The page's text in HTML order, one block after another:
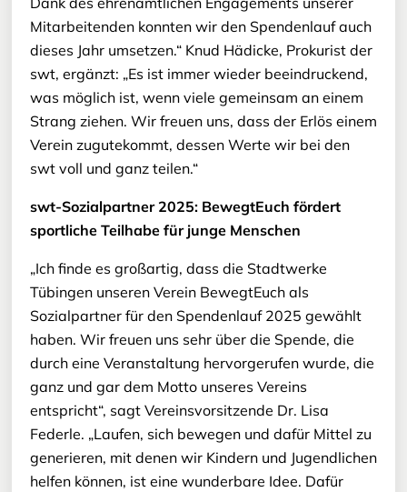
Mitarbeitenden konnten wir den Spendenlauf auch
dieses Jahr umsetzen.“ Knud Hädicke, Prokurist der
swt, ergänzt: „Es ist immer wieder beeindruckend,
was möglich ist, wenn viele gemeinsam an einem
Strang ziehen. Wir freuen uns, dass der Erlös einem
Verein zugutekommt, dessen Werte wir bei den
swt voll und ganz teilen.“
swt-Sozialpartner 2025: BewegtEuch fördert
sportliche Teilhabe für junge Menschen
„Ich finde es großartig, dass die Stadtwerke
Tübingen unseren Verein BewegtEuch als
Sozialpartner für den Spendenlauf 2025 gewählt
haben. Wir freuen uns sehr über die Spende, die
durch eine Veranstaltung hervorgerufen wurde, die
ganz und gar dem Motto unseres Vereins
entspricht“, sagt Vereinsvorsitzende Dr. Lisa
Federle. „Laufen, sich bewegen und dafür Mittel zu
generieren, mit denen wir Kindern und Jugendlichen
helfen können, ist eine wunderbare Idee. Dafür